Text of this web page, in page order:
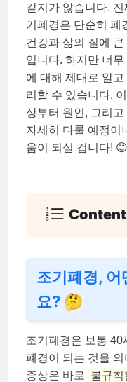
같지가 않습니다.
기폐경은 단순히 폐
건강과 삶의 질에
입니다. 하지만 너
에 대해 제대로 알
리할 수 있습니다.
상부터 원인, 그리
자세히 다룰 예정이
움이 되실 겁니다! 😊
조기폐경, 어
요? 🤔
조기폐경은 보통 40
폐경이 되는 것을
증상은 바로
불규칙